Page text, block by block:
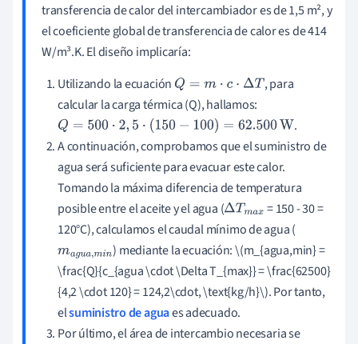
transferencia de calor del intercambiador es de 1,5 m², y
el coeficiente global de transferencia de calor es de 414
W/m³.K. El diseño implicaría:
Utilizando la ecuación Q= m⋅ c⋅Δ T
, para
calcular la carga térmica (Q), hallamos:
Q= 500⋅2,5 ⋅( 150− 100)=62.500W
.
A continuación, comprobamos que el suministro de
agua será suficiente para evacuar este calor.
Tomando la máxima diferencia de temperatura
posible entre el aceite y el agua (ΔTmax = 150 - 30 =
120°C), calculamos el caudal mínimo de agua (
magua,mi
n
) mediante la ecuación: \(m_{agua,min} =
\frac{Q}{c_{agua \cdot \Delta T_{max}} = \frac{62500}
{4,2 \cdot 120} = 124,2\cdot, \text{kg/h}\). Por tanto,
elsuministro de aguaes adecuado.
Por último, el área de intercambio necesaria se